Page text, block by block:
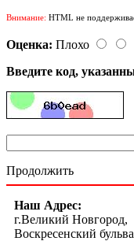
Внимание: HTML не
Оценка: Плохо
Введите код,
Продолжить
Наш Адрес:
г.Великий Новгород,
Воскресенский